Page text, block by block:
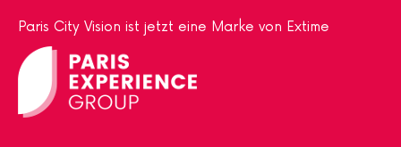
Paris City Vision ist jetzt eine Marke von Extime